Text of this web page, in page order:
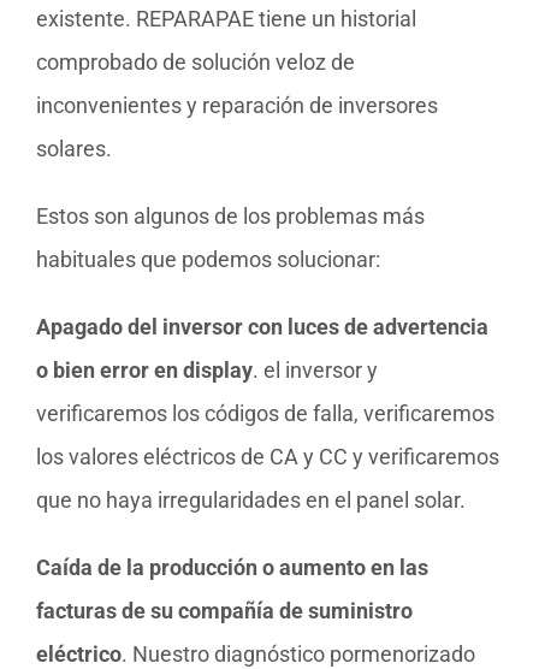
existente. REPARAPAE tiene un historial
comprobado de solución veloz de
inconvenientes y reparación de inversores
solares.
Estos son algunos de los problemas más
habituales que podemos solucionar:
Apagado del inversor con luces de advertencia
o bien error en display. el inversor y
verificaremos los códigos de falla, verificaremos
los valores eléctricos de CA y CC y verificaremos
que no haya irregularidades en el panel solar.
Caída de la producción o aumento en las
facturas de su compañía de suministro
eléctrico. Nuestro diagnóstico pormenorizado